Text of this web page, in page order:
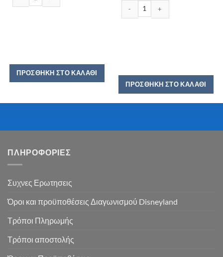
ΠΡΟΣΘΉΚΗ ΣΤΟ ΚΑΛΆΘΙ
ΤΟΥΛΟΥΜΠΑ PANINI 85GR
ΠΡΟΣΘΉΚΗ ΣΤΟ ΚΑΛΆΘΙ
ΠΛΗΡΟΦΟΡΙΕΣ
Συχνες Ερωτησεις
Όροι και προϋποθέσεις Διαγωνισμού Disneyland
Τρόποι Πληρωμής
Τρόποι αποστολής